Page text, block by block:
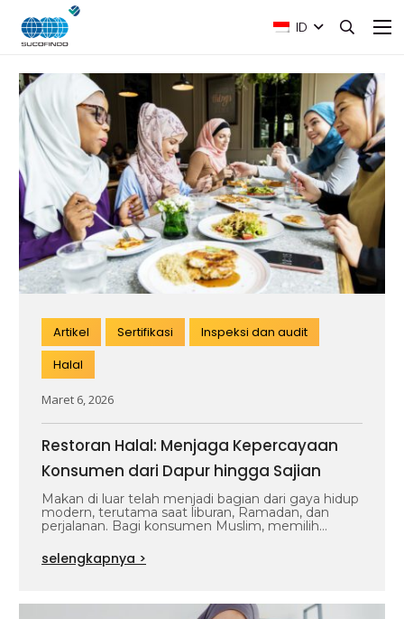
ID
Artikel Sertifikasi
Inspeksi dan audit
Halal
Maret 6, 2026
Restoran Halal: Menjaga Kepercayaan
Konsumen dari Dapur hingga Sajian
Makan di luar telah menjadi bagian dari gaya hidup
modern, terutama saat liburan, Ramadan, dan
perjalanan. Bagi konsumen Muslim, memilih…
selengkapnya >